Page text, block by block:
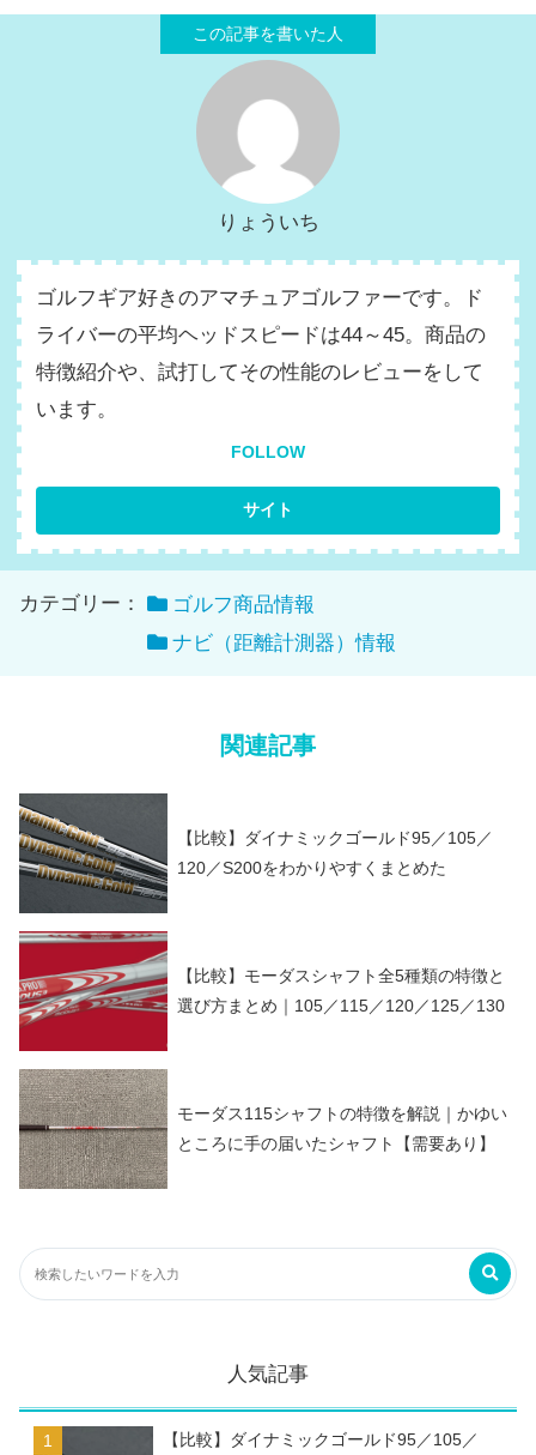
りょういち
ゴルフギア好きのアマチュアゴルファーです。ド
ライバーの平均ヘッドスピードは44～45。商品の
特徴紹介や、試打してその性能のレビューをして
います。
FOLLOW
カテゴリー：
ゴルフ商品情報
ナビ（距離計測器）情報
関連記事
【比較】ダイナミックゴールド95／105／
120／S200をわかりやすくまとめた
【比較】モーダスシャフト全5種類の特徴と
選び方まとめ｜105／115／120／125／130
モーダス115シャフトの特徴を解説｜かゆい
ところに手の届いたシャフト【需要あり】
人気記事
【比較】ダイナミックゴールド95／105／